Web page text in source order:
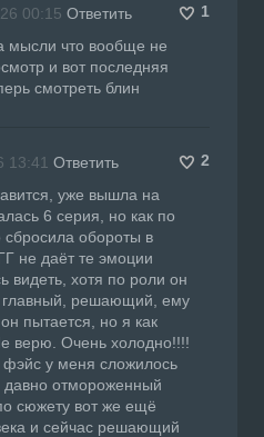
00:15 Ответить
1
мысли что вообще не
и вот последняя
смотреть блин
13:41 Ответить
2
уже вышла на
6 серия, но как по
обороты в
не даёт те эмоции
видеть, хотя по роли он
решающий, ему
пытается, но я как
верю. Очень холодно!!!!
фэйс у меня сложилось
давно отмороженный
сюжету вот же ещё
и сейчас решающий